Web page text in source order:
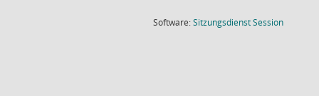
Software:SitzungsdienstSession(Wird in